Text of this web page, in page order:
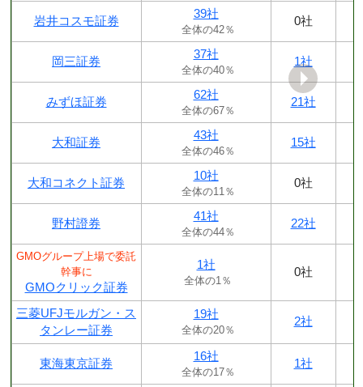
岩井コスモ証券
39社
全体の42％
0社
岡三証券
37社
全体の40％
1社
みずほ証券
62社
全体の67％
21社
大和証券
43社
全体の46％
15社
大和コネクト証券
10社
全体の11％
0社
野村證券
41社
全体の44％
22社
GMOグループ上場で委託
幹事に
GMOクリック証券
1社
全体の1％
0社
三菱UFJモルガン・ス
タンレー証券
19社
全体の20％
2社
東海東京証券
16社
全体の17％
1社